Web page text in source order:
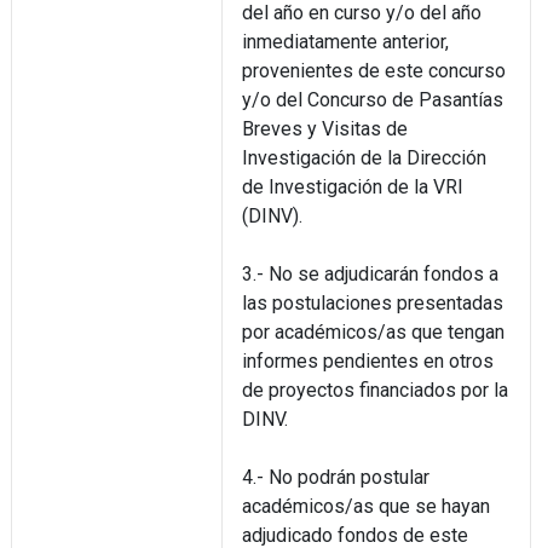
del año en curso y/o del año
inmediatamente anterior,
provenientes de este concurso
y/o del Concurso de Pasantías
Breves y Visitas de
Investigación de la Dirección
de Investigación de la VRI
(DINV).
3.- No se adjudicarán fondos a
las postulaciones presentadas
por académicos/as que tengan
informes pendientes en otros
de proyectos financiados por la
DINV.
4.- No podrán postular
académicos/as que se hayan
adjudicado fondos de este